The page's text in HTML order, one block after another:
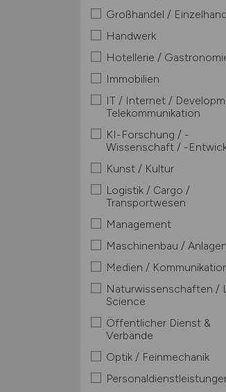
Großhandel /
Handwerk
Hotellerie /
Immobilien
IT / Internet /
Telekommunikation
KI-Forschung / -
Wissenschaft / -
Kunst / Kultur
Logistik / Cargo /
Transportwesen
Management
Maschinenbau /
Medien /
Naturwissenschaften /
Science
Öffentlicher Dienst &
Verbände
Optik / Feinmechanik